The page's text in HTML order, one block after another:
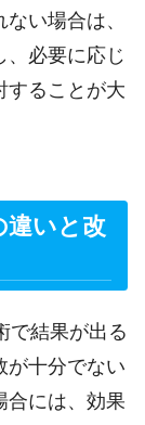
い場合は、
、必要に応じ
することが大
違いと改
で結果が出る
が十分でない
合には、効果